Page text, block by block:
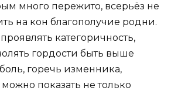
много пережито, всерьёз не
на кон благополучие родни.
категоричность,
гордости быть выше
горечь изменника,
показать не только